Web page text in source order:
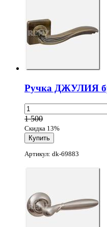
Ручка ДЖУЛИЯ
1 500
Скидка 13%
Артикул: dk-69883